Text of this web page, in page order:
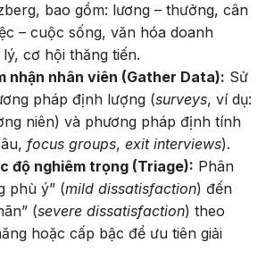
bao gồm: lương – thưởng, cân
– cuộc sống, văn hóa doanh
cơ hội thăng tiến.
nhận nhân viên (Gather Data): Sử
pháp định lượng (surveys, ví dụ:
niên) và phương pháp định tính
focus groups, exit interviews).
độ nghiêm trọng (Triage): Phân
phù ý” (mild dissatisfaction) đến
(severe dissatisfaction) theo
hoặc cấp bậc để ưu tiên giải